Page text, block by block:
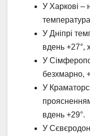
У Харкові –
У Дніпрі
вдень +27°,
У
безхмарно,
У
вдень +29°.
У